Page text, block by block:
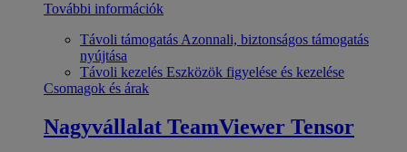
További információk
Távoli támogatás Azonnali, biztonságos támogatás
nyújtása
Távoli kezelés Eszközök figyelése és kezelése
Csomagok és árak
Nagyvállalat TeamViewer Tensor